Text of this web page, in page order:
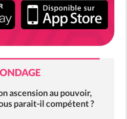
ascension au pouvoir,
parait-il compétent ?